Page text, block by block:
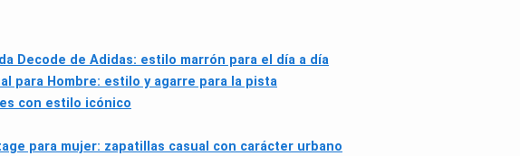
Decode de Adidas: estilo marrón para el día a día
para Hombre: estilo y agarre para la pista
con estilo icónico
para mujer: zapatillas casual con carácter urbano